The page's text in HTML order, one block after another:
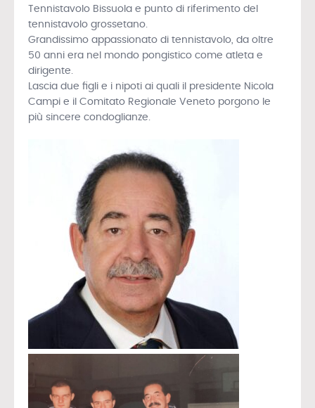
Tennistavolo Bissuola e punto di riferimento del
tennistavolo grossetano.
Grandissimo appassionato di tennistavolo, da oltre
50 anni era nel mondo pongistico come atleta e
dirigente.
Lascia due figli e i nipoti ai quali il presidente Nicola
Campi e il Comitato Regionale Veneto porgono le
più sincere condoglianze.